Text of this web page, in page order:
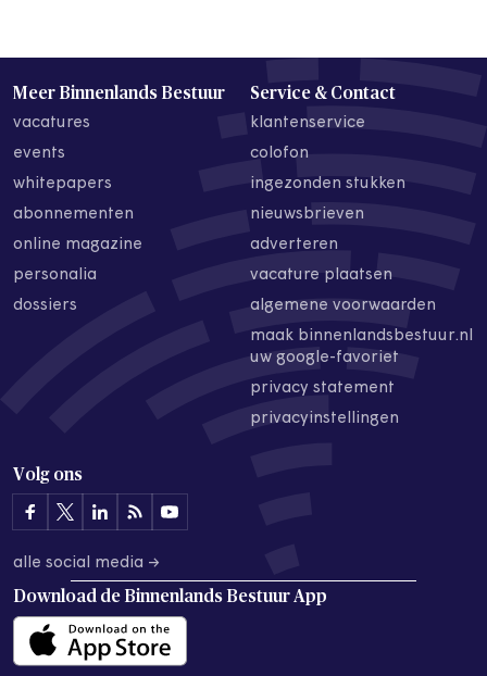
Meer Binnenlands Bestuur
vacatures
events
whitepapers
abonnementen
online magazine
personalia
dossiers
Service & Contact
klantenservice
colofon
ingezonden stukken
nieuwsbrieven
adverteren
vacature plaatsen
algemene voorwaarden
maak binnenlandsbestuur.nl
uw google-favoriet
privacy statement
privacyinstellingen
Volg ons
alle social media →
Download de Binnenlands Bestuur App